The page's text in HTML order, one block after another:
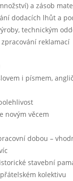
a zásob
dodacích lhůt a
technickým
reklamací
i písmem,
novým věcem
dobou –
stavební
kolektivu